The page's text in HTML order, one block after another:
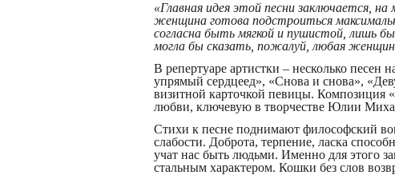
«Главная идея этой песни заключается ,
женщина готова подстроиться
согласна быть мягкой и пушистой, лишь
могла бы сказать, пожалуй, любая
В репертуаре артистки – несколько
упрямый сердцеед», «Снова и снова»,
визитной карточкой певицы. Композиция
любви, ключевую в творчестве Юлии
Стихи к песне поднимают философский
слабости. Доброта, терпение, ласка
учат нас быть людьми. Именно для этого
стальным характером. Кошки без слов